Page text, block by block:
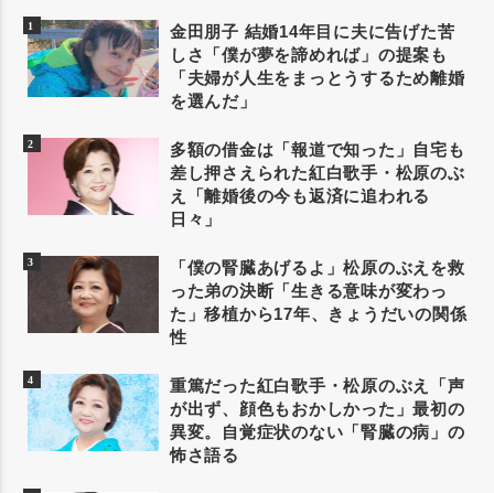
金田朋子 結婚14年目に夫に告げた苦
しさ「僕が夢を諦めれば」の提案も
「夫婦が人生をまっとうするため離婚
を選んだ」
多額の借金は「報道で知った」自宅も
差し押さえられた紅白歌手・松原のぶ
え「離婚後の今も返済に追われる
日々」
「僕の腎臓あげるよ」松原のぶえを救
った弟の決断「生きる意味が変わっ
た」移植から17年、きょうだいの関係
性
重篤だった紅白歌手・松原のぶえ「声
が出ず、顔色もおかしかった」最初の
異変。自覚症状のない「腎臓の病」の
怖さ語る